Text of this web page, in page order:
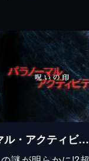
パラノーマル・アクティビティ 呪いの印